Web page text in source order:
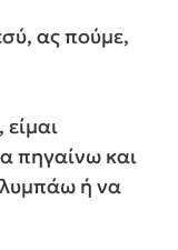
ας πούμε,
πηγαίνω και
ή να